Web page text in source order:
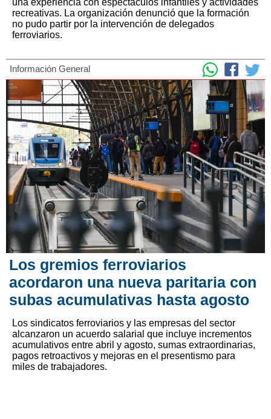
una experiencia con espectáculos infantiles y actividades
recreativas. La organización denunció que la formación
no pudo partir por la intervención de delegados
ferroviarios.
Información General
Los gremios ferroviarios
acordaron una nueva paritaria con
subas acumulativas hasta agosto
Los sindicatos ferroviarios y las empresas del sector
alcanzaron un acuerdo salarial que incluye incrementos
acumulativos entre abril y agosto, sumas extraordinarias,
pagos retroactivos y mejoras en el presentismo para
miles de trabajadores.